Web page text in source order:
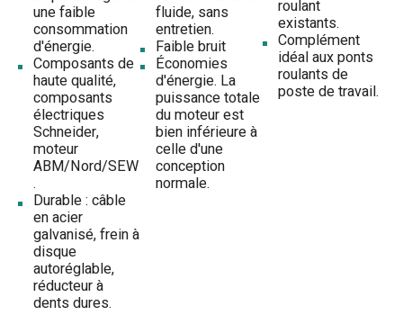
une faible
consommation
d'énergie.
Composants de
haute qualité,
composants
électriques
Schneider,
moteur
ABM/Nord/SEW
.
Durable : câble
en acier
galvanisé, frein à
disque
autoréglable,
réducteur à
dents dures.
fluide, sans
entretien.
Faible bruit
Économies
d'énergie. La
puissance totale
du moteur est
bien inférieure à
celle d'une
conception
normale.
roulant
existants.
Complément
idéal aux ponts
roulants de
poste de travail.